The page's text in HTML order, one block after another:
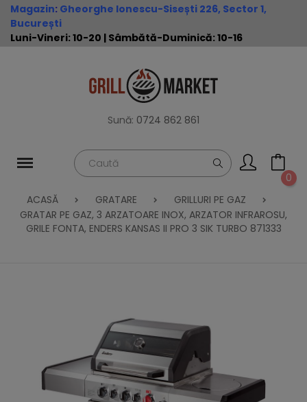
Magazin: Gheorghe Ionescu-Sisești 226, Sector 1,
București
Luni-Vineri: 10-20 | Sâmbătă-Duminică: 10-16
Sună: 0724 862 861
0
ACASĂ
GRATARE
GRILLURI PE GAZ
GRATAR PE GAZ, 3 ARZATOARE INOX, ARZATOR INFRAROSU,
GRILE FONTA, ENDERS KANSAS II PRO 3 SIK TURBO 871333